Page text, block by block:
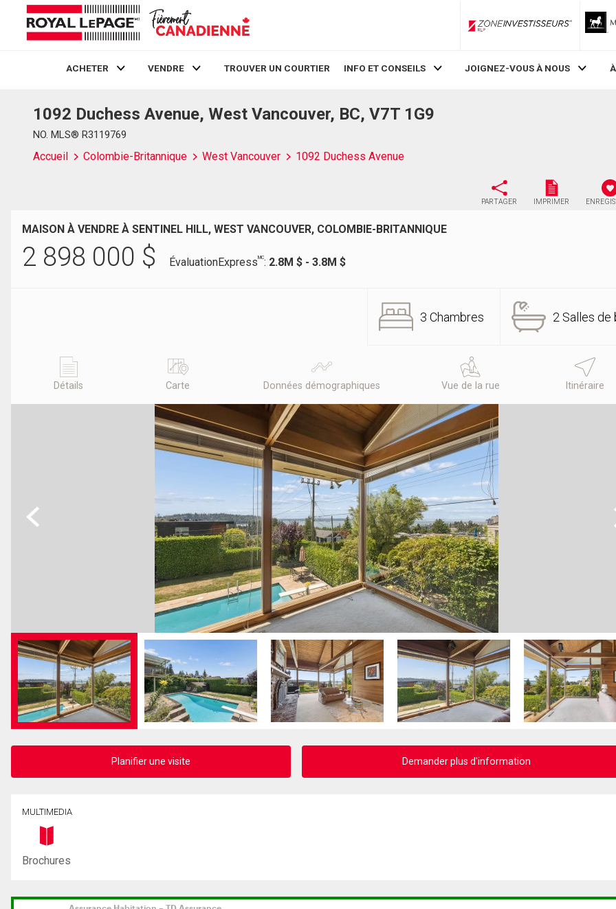
ZoneInvestisseurs RLP
ACHETER VENDRE TROUVER UN COURTIER INFO ET CONSEILS JOIGNEZ-VOUS À NOUS
1092 Duchess Avenue, West Vancouver, BC, V7T 1G9
NO. MLS® R3119769
Accueil Colombie-Britannique West Vancouver 1092 Duchess Avenue
PARTAGER IMPRIMER
MAISON À VENDRE À SENTINEL HILL, WEST VANCOUVER, COLOMBIE-BRITANNIQUE
2 898 000 $ ÉvaluationExpressMC: 2.8M $ - 3.8M $
3 Chambres 2 Salles de
Détails Carte Données démographiques Vue de la rue Itinéraire
Previous
Planifier une visite Demander plus d'information
MULTIMEDIA
Brochures